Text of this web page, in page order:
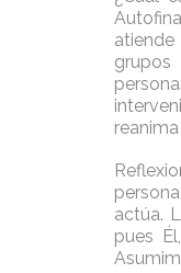
actúa.
pues